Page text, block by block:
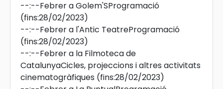
--:--Febrer a Golem'SProgramació
(fins:28/02/2023)
--:--Febrer a l'Antic TeatreProgramació
(fins:28/02/2023)
--:--Febrer a la Filmoteca de
CatalunyaCicles, projeccions i altres activitats
cinematogràfiques (fins:28/02/2023)